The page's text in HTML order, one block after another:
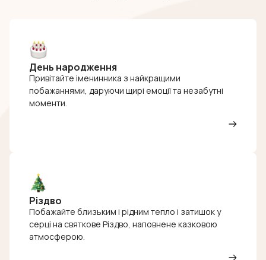
День народження
Привітайте іменинника з найкращими
побажаннями, даруючи щирі емоції та незабутні
моменти.
Різдво
Побажайте близьким і рідним тепло і затишок у
серці на святкове Різдво, наповнене казковою
атмосферою.